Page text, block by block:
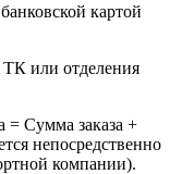
картой
ТК или отделения
= Сумма заказа +
непосредственно
компании).